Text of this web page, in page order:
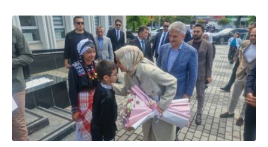
26.07.2026